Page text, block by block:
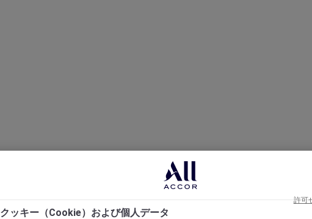
クッキー（Cookie）および個人データ
許可